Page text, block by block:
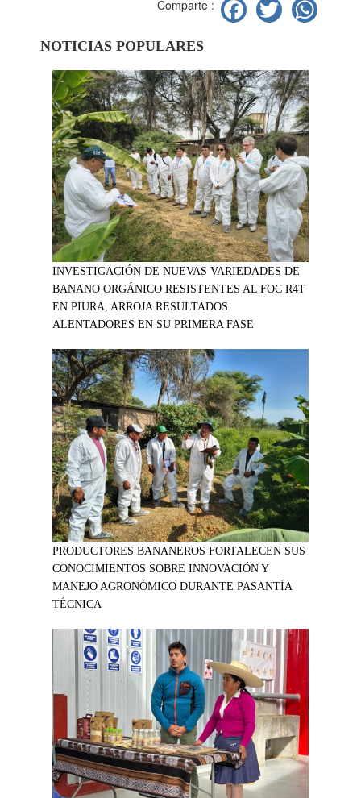
Comparte :
NOTICIAS POPULARES
INVESTIGACIÓN DE NUEVAS VARIEDADES DE
BANANO ORGÁNICO RESISTENTES AL FOC R4T
EN PIURA, ARROJA RESULTADOS
ALENTADORES EN SU PRIMERA FASE
PRODUCTORES BANANEROS FORTALECEN SUS
CONOCIMIENTOS SOBRE INNOVACIÓN Y
MANEJO AGRONÓMICO DURANTE PASANTÍA
TÉCNICA